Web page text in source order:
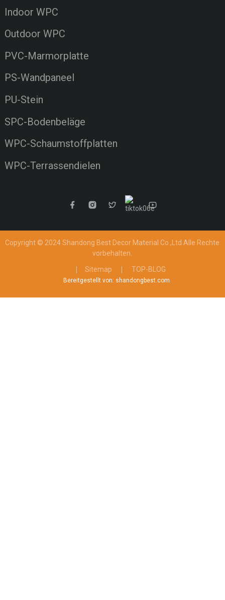
Indoor WPC
Outdoor WPC
PVC-Marmorplatte
PS-Wandpaneel
PU-Stein
SPC-Bodenbeläge
WPC-Schaumstoffplatten
WPC-Terrassendielen
Copyright © 2024 Shandong Best Decor Material Co.,Ltd Alle Rechte
vorbehalten.
Sitemap
TOP-BLOG
Bereitgestellt von: shandongbest.com